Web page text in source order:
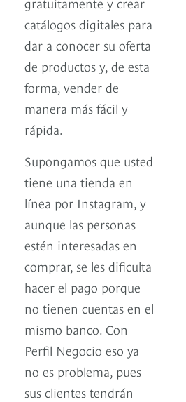
catálogos digitales para
dar a conocer su oferta
de productos y, de esta
forma, vender de
manera más fácil y
rápida.
Supongamos que usted
tiene una tienda en
línea por Instagram, y
aunque las personas
estén interesadas en
comprar, se les dificulta
hacer el pago porque
no tienen cuentas en el
mismo banco. Con
Perfil Negocio eso ya
no es problema, pues
sus clientes tendrán